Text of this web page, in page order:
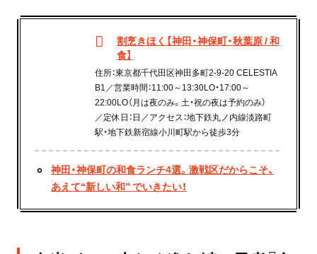
割烹きほく【神田・神保町・秋葉原 / 和
食】
住所：東京都千代田区神田多町2-9-20 CELESTIA
B1／営業時間：11:00～13:30LO・17:00～
22:00LO（月は夜のみ。土・祝の夜は予約のみ）
／定休日：日／アクセス：地下鉄丸ノ内線淡路町
駅・地下鉄新宿線小川町駅から徒歩3分
神田・神保町の和食ランチ4選。激戦区だからこそ、
あえて“新しい和” でいきたい！